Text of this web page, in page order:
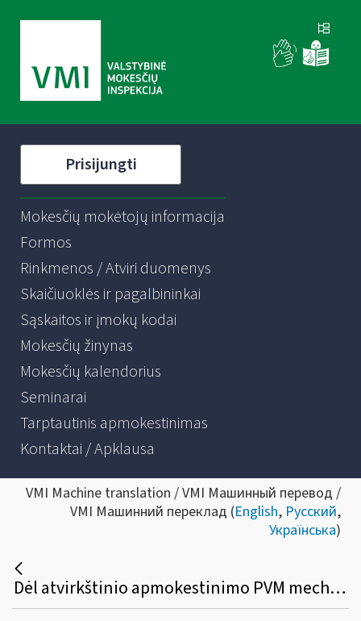
Prisijungti
Mokesčių mokėtojų informacija
Formos
Rinkmenos / Atviri duomenys
Skaičiuoklės ir pagalbininkai
Sąskaitos ir įmokų kodai
Mokesčių žinynas
Mokesčių kalendorius
Seminarai
Tarptautinis apmokestinimas
Kontaktai / Apklausa
VMI Machine translation / VMI Машинный перевод /
VMI Машинний переклад (English, Русский,
Українська)
Dėl atvirkštinio apmokestinimo PVM mechanizmo taikymo bankrutuojančioms įmonėms ir tiekiamai medienai